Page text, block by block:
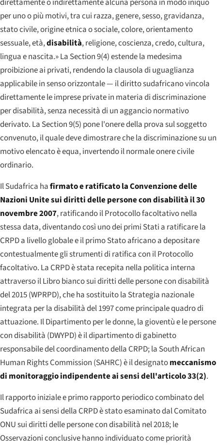
per uno o più motivi, tra cui razza, genere, sesso, gravidanza,
stato civile, origine etnica o sociale, colore, orientamento
sessuale, età,disabilità, religione, coscienza, credo, cultura,
lingua e nascita.» La Section 9(4) estende la medesima
proibizione ai privati, rendendo la clausola di uguaglianza
applicabile in senso orizzontale — il diritto sudafricano vincola
direttamente le imprese private in materia di discriminazione
per disabilità, senza necessità di un aggancio normativo
derivato. La Section 9(5) pone l'onere della prova sul soggetto
convenuto, il quale deve dimostrare che la discriminazione su un
motivo elencato è equa, invertendo il normale onere civile
ordinario.
Il Sudafrica hafirmato e ratificato la Convenzione delle
Nazioni Unite sui diritti delle persone con disabilità il 30
novembre 2007, ratificando il Protocollo facoltativo nella
stessa data, diventando così uno dei primi Stati a ratificare la
CRPD a livello globale e il primo Stato africano a depositare
contestualmente gli strumenti di ratifica con il Protocollo
facoltativo. La CRPD è stata recepita nella politica interna
attraverso il Libro bianco sui diritti delle persone con disabilità
del 2015 (WPRPD), che ha sostituito la Strategia nazionale
integrata per la disabilità del 1997 come principale quadro di
attuazione. Il Dipartimento per le donne, la gioventù e le persone
con disabilità (DWYPD) è il dipartimento di gabinetto
responsabile del coordinamento della CRPD; la South African
Human Rights Commission (SAHRC) è il designatomeccanismo
di monitoraggio indipendente ai sensi dell'articolo 33(2).
Il rapporto iniziale e primo rapporto periodico combinato del
Sudafrica ai sensi della CRPD è stato esaminato dal Comitato
ONU sui diritti delle persone con disabilità nel 2018; le
Osservazioni conclusive hanno individuato come priorità